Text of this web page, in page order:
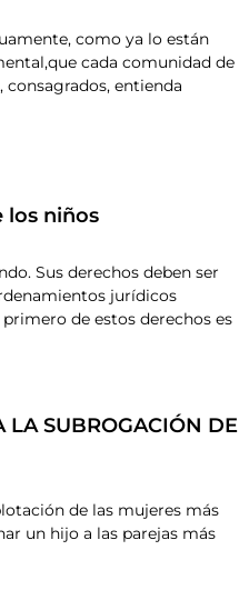
como ya lo están
cada comunidad de
entienda
los niños
Sus derechos deben ser
jurídicos
de estos derechos es
LA SUBROGACIÓN DE
de las mujeres más
un hijo a las parejas más